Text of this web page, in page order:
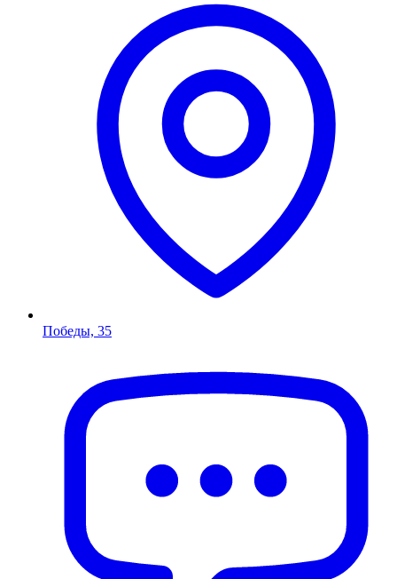
Победы, 35